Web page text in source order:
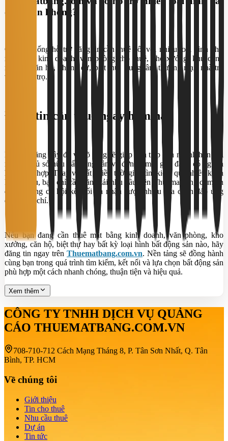
động sản không?
Có. Hệ thống hỗ trợ đăng tin cần thuê đối với nhiều loại hình như
mặt bằng kinh doanh, văn phòng cho thuê, kho xưởng, khu công
nghiệp, căn hộ, chung cư, biệt thự, trung tâm thương mại, nhà trọ
và phòng trọ.
Đăng tin cần thuê ngay hôm nay
Một tin đăng đầy đủ và rõ ràng sẽ giúp bạn tiếp cận nhanh hơn với
những chủ sở hữu bất động sản và đơn vị môi giới đang có nguồn
hàng phù hợp. Thay vì mất nhiều thời gian tìm kiếm qua nhiều kênh
khác nhau, bạn chỉ cần đăng tải nhu cầu trên Thuematbang.com.vn
để mở rộng cơ hội kết nối và nhận được nhiều lựa chọn đáp ứng
đúng tiêu chí.
Nếu bạn đang cần thuê mặt bằng kinh doanh, văn phòng, kho
xưởng, căn hộ, biệt thự hay bất kỳ loại hình bất động sản nào, hãy
đăng tin ngay trên Thuematbang.com.vn. Nền tảng sẽ đồng hành
cùng bạn trong quá trình tìm kiếm, kết nối và lựa chọn bất động sản
phù hợp một cách nhanh chóng, thuận tiện và hiệu quả.
Xem thêm
CÔNG TY TNHH DỊCH VỤ QUẢNG
CÁO THUEMATBANG.COM.VN
708-710-712 Cách Mạng Tháng 8, P. Tân Sơn Nhất, Q. Tân
Bình, TP. HCM
Về chúng tôi
Giới thiệu
Tin cho thuê
Nhu cầu thuê
Dự án
Tin tức